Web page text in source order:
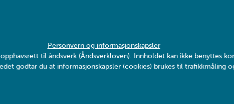
Personvern og informasjonskapsler
til åndsverk (Åndsverkloven). Innholdet kan ikke benyttes
godtar du at informasjonskapsler (cookies) brukes til trafikkmåling